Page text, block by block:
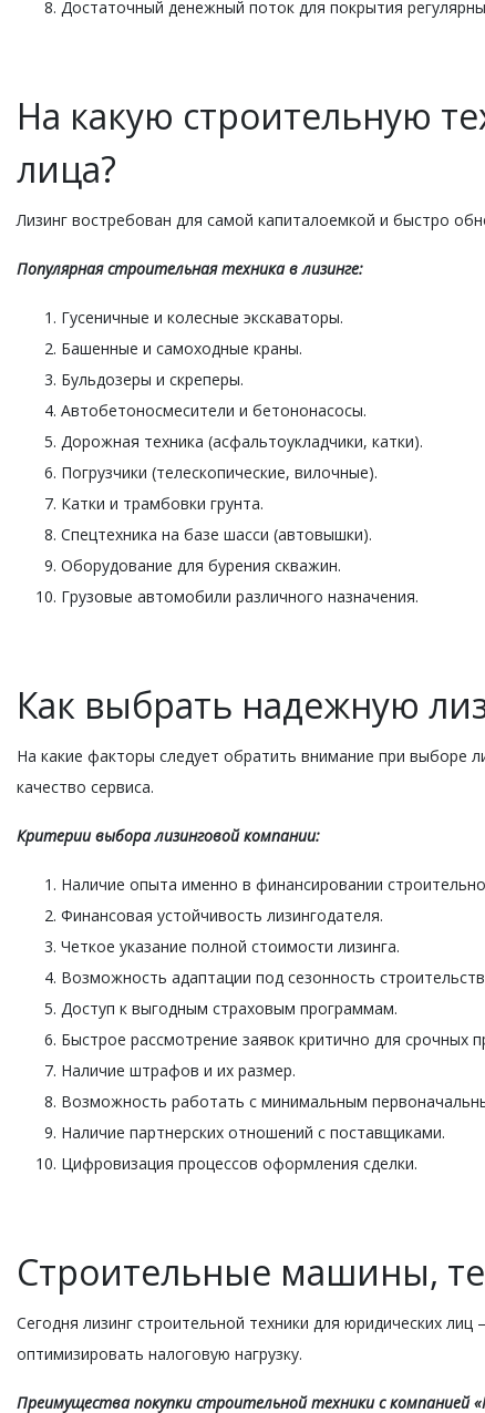
Достаточный денежный поток для покрытия
На какую строительную
лица?
Лизинг востребован для самой капиталоемкой и быстро
Популярная строительная техника в лизинге:
Гусеничные и колесные экскаваторы.
Башенные и самоходные краны.
Бульдозеры и скреперы.
Автобетоносмесители и бетононасосы.
Дорожная техника (асфальтоукладчики, катки).
Погрузчики (телескопические, вилочные).
Катки и трамбовки грунта.
Спецтехника на базе шасси (автовышки).
Оборудование для бурения скважин.
Грузовые автомобили различного назначения.
Как выбрать надежную
На какие факторы следует обратить внимание при выборе
качество сервиса.
Критерии выбора лизинговой компании:
Наличие опыта именно в финансировании
Финансовая устойчивость лизингодателя.
Четкое указание полной стоимости лизинга.
Возможность адаптации под сезонность
Доступ к выгодным страховым программам.
Быстрое рассмотрение заявок критично для срочных
Наличие штрафов и их размер.
Возможность работать с минимальным
Наличие партнерских отношений с поставщиками.
Цифровизация процессов оформления сделки.
Строительные машины,
Сегодня лизинг строительной техники для юридических
оптимизировать налоговую нагрузку.
Преимущества покупки строительной техники с компанией